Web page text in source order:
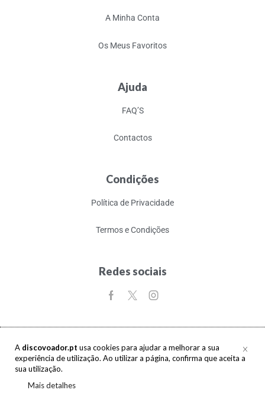
A discovoador.pt usa cookies para ajudar a melhorar a sua
experiência de utilização. Ao utilizar a página, confirma que aceita a
sua utilização.
Mais detalhes
A Minha Conta
Os Meus Favoritos
Ajuda
FAQ’S
Contactos
Condições
Política de Privacidade
Termos e Condições
Redes sociais
Copyright © 2017-2026 discovoador. Todos os direitos reservados.